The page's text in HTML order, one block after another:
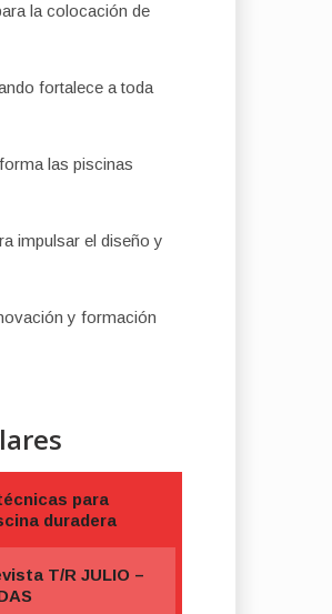
la colocación de
fortalece a toda
las piscinas
impulsar el diseño y
y formación